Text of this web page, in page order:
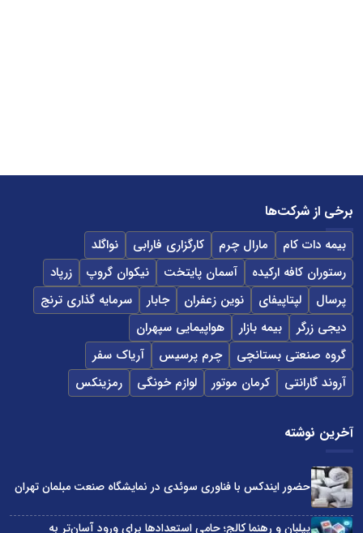
برخی از شرکت‌ها
بیمه دات کام مارال چرم کارگزاری فارابی
نواگلد
رستوران کافه ارکیده
آسمان پایتخت نیکوان گروپ
زرپاد
پرسال
لپتاپیفای نوین زعفران جابار
سرمایه گذاری ترنج
دیجی زرگر
بیمه بازار
هواپیمایی سپهران
گروه صنعتی بستانچی
چرم پرسیس
آریاک سفر
آروند گارانتی
کرمان موتور لوازم خونگی رمزینکس
آخرین نوشته
حضور ایندکس با فناوری سوئدی در نمایشگاه صنعت مبلمان تهران
پیلبان و رهنما کالج؛ حامی استعدادها برای ورود آسان‌تر به